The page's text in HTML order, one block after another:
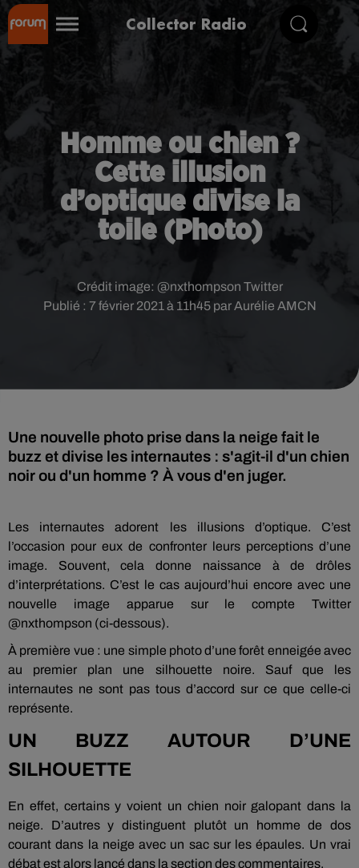
Collector Radio
Homme ou chien ?
Cette illusion
d’optique divise la
toile (Photo)
Publié : 7 février 2021 à 11h45 par Aurélie AMCN
Crédit image: @nxthompson Twitter
Une nouvelle photo prise dans la neige fait le
buzz et divise les internautes : s'agit-il d'un chien
noir ou d'un homme ? À vous d'en juger.
Les internautes adorent les illusions d’optique. C’est
l’occasion pour eux de confronter leurs perceptions d’une
image. Souvent, cela donne naissance à de drôles
d’interprétations. C’est le cas aujourd’hui encore avec une
nouvelle image apparue sur le compte Twitter
@nxthompson (ci-dessous).
À première vue : une simple photo d’une forêt enneigée avec
au premier plan une silhouette noire. Sauf que les
internautes ne sont pas tous d’accord sur ce que celle-ci
représente.
UN BUZZ AUTOUR D’UNE
SILHOUETTE
En effet, certains y voient un chien noir galopant dans la
neige. D’autres y distinguent plutôt un homme de dos
courant dans la neige avec un sac sur les épaules. Un vrai
débat est alors lancé dans la section des commentaires.